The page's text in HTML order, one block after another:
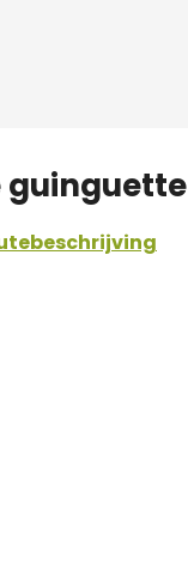
guinguette